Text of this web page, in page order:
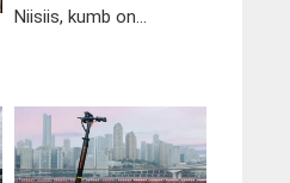
Niisiis, kumb on...